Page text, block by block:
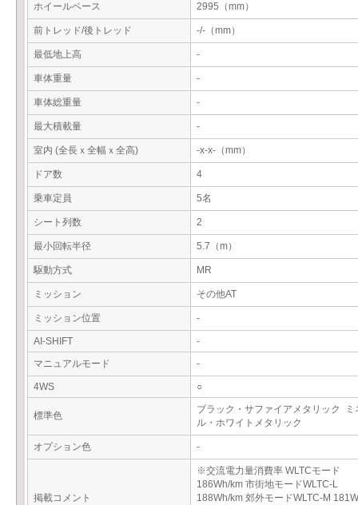
ホイールベース 2995（mm）
前トレッド/後トレッド -/-（mm）
最低地上高 -
車体重量 -
車体総重量 -
最大積載量 -
室内 (全長ｘ全幅ｘ全高) -x-x-（mm）
ドア数 4
乗車定員 5名
シート列数 2
最小回転半径 5.7（m）
駆動方式 MR
ミッション その他AT
ミッション位置 -
AI-SHIFT
-
マニュアルモード
-
4WS ○
標準色
ブラック・サファイアメタリック ミ
ル・ホワイトメタリック
オプション色 -
掲載コメント
※交流電力量消費率 WLTCモード
186Wh/km 市街地モードWLTC-L
188Wh/km 郊外モードWLTC-M